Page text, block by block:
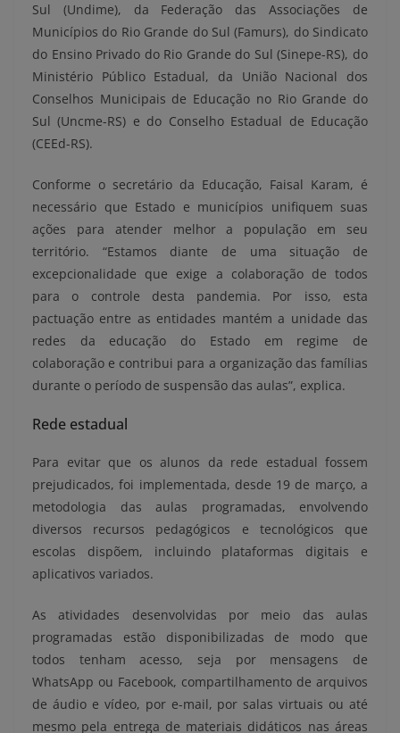
Sul (Undime), da Federação das Associações de
Municípios do Rio Grande do Sul (Famurs), do Sindicato
do Ensino Privado do Rio Grande do Sul (Sinepe-RS), do
Ministério Público Estadual, da União Nacional dos
Conselhos Municipais de Educação no Rio Grande do
Sul (Uncme-RS) e do Conselho Estadual de Educação
(CEEd-RS).
Conforme o secretário da Educação, Faisal Karam, é
necessário que Estado e municípios unifiquem suas
ações para atender melhor a população em seu
território. “Estamos diante de uma situação de
excepcionalidade que exige a colaboração de todos
para o controle desta pandemia. Por isso, esta
pactuação entre as entidades mantém a unidade das
redes da educação do Estado em regime de
colaboração e contribui para a organização das famílias
durante o período de suspensão das aulas”, explica.
Rede estadual
Para evitar que os alunos da rede estadual fossem
prejudicados, foi implementada, desde 19 de março, a
metodologia das aulas programadas, envolvendo
diversos recursos pedagógicos e tecnológicos que
escolas dispõem, incluindo plataformas digitais e
aplicativos variados.
As atividades desenvolvidas por meio das aulas
programadas estão disponibilizadas de modo que
todos tenham acesso, seja por mensagens de
WhatsApp ou Facebook, compartilhamento de arquivos
de áudio e vídeo, por e-mail, por salas virtuais ou até
mesmo pela entrega de materiais didáticos nas áreas